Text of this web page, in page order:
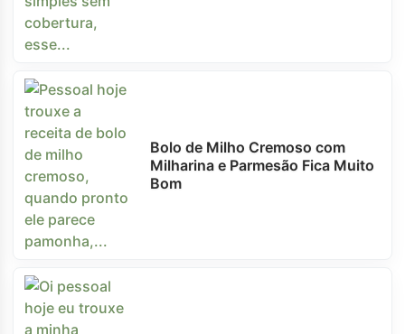
Bolo de Milho Cremoso com
Milharina e Parmesão Fica Muito
Bom